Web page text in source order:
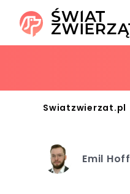
Swiatzwierzat.pl
Emil Hoff